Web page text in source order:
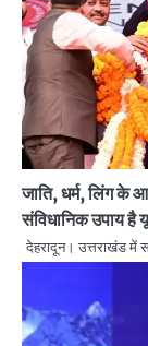
जाति, धर्म, लिंग के
संविधानिक उपाय है
देहरादून। उत्तराखंड में